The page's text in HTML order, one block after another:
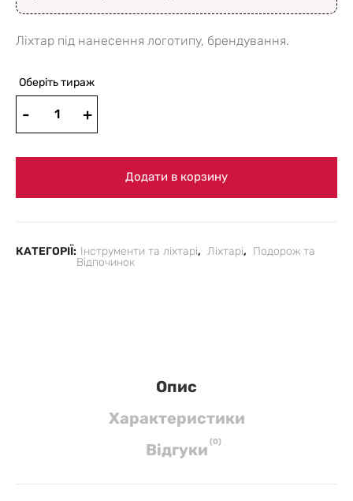
Ліхтар під нанесення логотипу, брендування.
Оберіть тираж
Додати в корзину
КАТЕГОРІЇ: Інструменти та ліхтарі, Ліхтарі, Подорож та
Відпочинок
Опис
Характеристики
Вiдгуки (0)